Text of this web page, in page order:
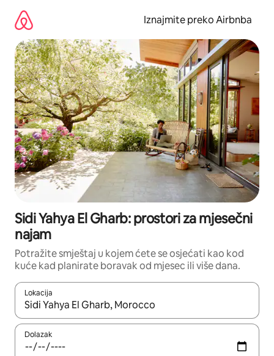
sadržaj
Iznajmite preko Airbnba
Sidi Yahya El Gharb: prostori za mjesečni
najam
Potražite smještaj u kojem ćete se osjećati kao kod
kuće kad planirate boravak od mjesec ili više dana.
Lokacija
Kada budu dostupni rezultati, moći ćete ih pregledati
Dolazak